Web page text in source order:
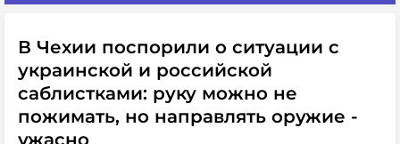
В Чехии поспорили о ситуации с
украинской и российской
саблистками: руку можно не
пожимать, но направлять оружие -
ужасно